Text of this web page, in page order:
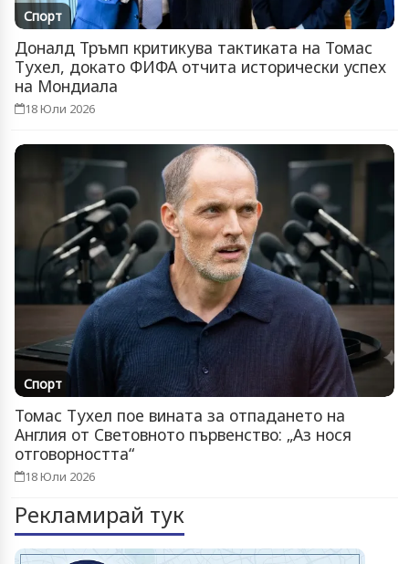
Спорт
Доналд Тръмп критикува тактиката на Томас
Тухел, докато ФИФА отчита исторически успех
на Мондиала
18 Юли 2026
Спорт
Томас Тухел пое вината за отпадането на
Англия от Световното първенство: „Аз нося
отговорността“
18 Юли 2026
Рекламирай тук